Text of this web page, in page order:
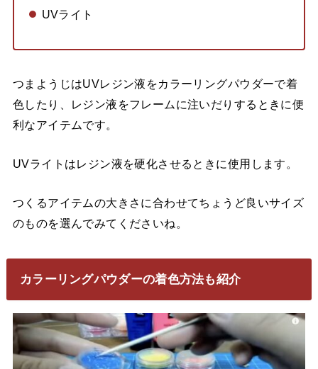
UVライト
つまようじはUVレジン液をカラーリングパウダーで着
色したり、レジン液をフレームに注いだりするときに便
利なアイテムです。
UVライトはレジン液を硬化させるときに使用します。
つくるアイテムの大きさに合わせてちょうど良いサイズ
のものを選んでみてくださいね。
カラーリングパウダーの着色方法も紹介